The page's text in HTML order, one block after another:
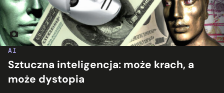
AI
Sztuczna inteligencja: może krach, a
może dystopia
Obraz wygenerowany przez aplikację Dall-E